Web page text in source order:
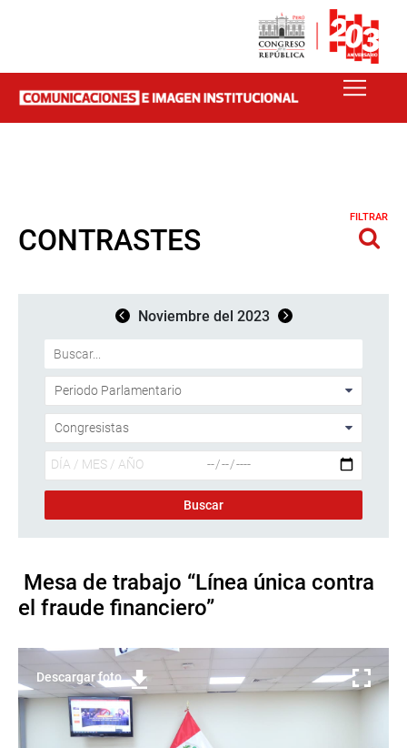
CONTRASTES
FILTRAR
Noviembre del 2023
Mesa de trabajo “Línea única contra
el fraude financiero”
Descargar foto